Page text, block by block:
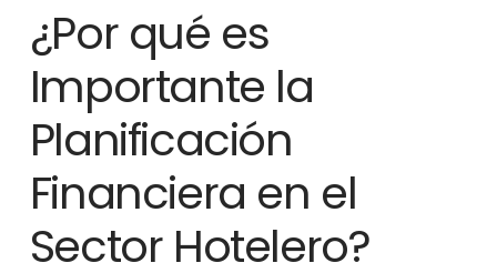
¿Por qué es
Importante la
Planificación
Financiera en el
Sector Hotelero?